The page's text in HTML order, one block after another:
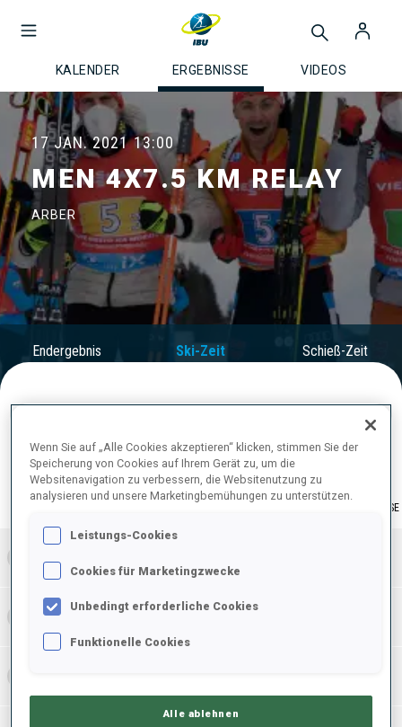
KALENDER ERGEBNISSE VIDEOS
17 JAN. 2021 13:00
MEN 4X7.5 KM RELAY
ARBER
Endergebnis Ski-Zeit Schieß-Zeit
ERGEBNISSE
GER
Wenn Sie auf „Alle Cookies akzeptieren“ klicken, stimmen Sie der
Speicherung von Cookies auf Ihrem Gerät zu, um die
Websitenavigation zu verbessern, die Websitenutzung zu
analysieren und unsere Marketingbemühungen zu unterstützen.
Leistungs-Cookies
Cookies für Marketingzwecke
Unbedingt erforderliche Cookies
Funktionelle Cookies
Alle ablehnen